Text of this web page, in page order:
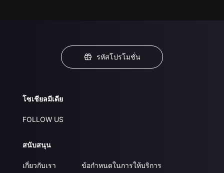
รหัสโปรโมชั่น
โซเชียลมีเดีย
FOLLOW US
สนับสนุน
เกี่ยวกับเรา
ข้อกำหนดในการให้บริการ